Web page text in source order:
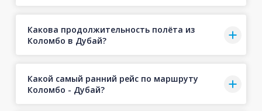
Какова продолжительность полёта из
Коломбо в Дубай?
Какой самый ранний рейс по маршруту
Коломбо - Дубай?